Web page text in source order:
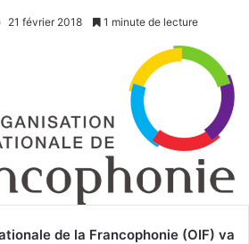
21 février 2018 1 minute de lecture
de la Francophonie (OIF) va